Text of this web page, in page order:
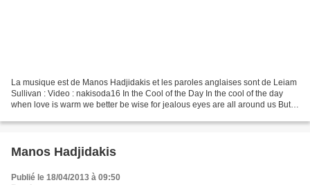
La musique est de Manos Hadjidakis et les paroles anglaises sont de Leiam
Sullivan : Video : nakisoda16 In the Cool of the Day In the cool of the day
when love is warm we better be wise for jealous eyes are all around us But
Manos Hadjidakis
Publié le 18/04/2013 à 09:50